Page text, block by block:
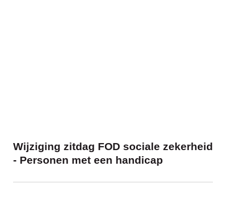
Wijziging zitdag FOD sociale zekerheid
- Personen met een handicap